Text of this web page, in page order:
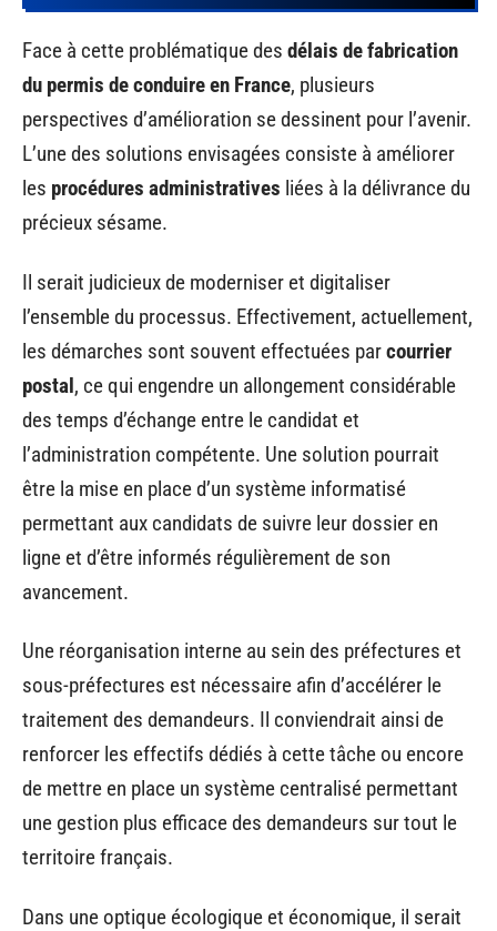
Face à cette problématique des délais de fabrication
du permis de conduire en France, plusieurs
perspectives d’amélioration se dessinent pour l’avenir.
L’une des solutions envisagées consiste à améliorer
les procédures administratives liées à la délivrance du
précieux sésame.
Il serait judicieux de moderniser et digitaliser
l’ensemble du processus. Effectivement, actuellement,
les démarches sont souvent effectuées parcourrier
postal, ce qui engendre un allongement considérable
des temps d’échange entre le candidat et
l’administration compétente. Une solution pourrait
être la mise en place d’un système informatisé
permettant aux candidats de suivre leur dossier en
ligne et d’être informés régulièrement de son
avancement.
Une réorganisation interne au sein des préfectures et
sous-préfectures est nécessaire afin d’accélérer le
traitement des demandeurs. Il conviendrait ainsi de
renforcer les effectifs dédiés à cette tâche ou encore
de mettre en place un système centralisé permettant
une gestion plus efficace des demandeurs sur tout le
territoire français.
Dans une optique écologique et économique, il serait